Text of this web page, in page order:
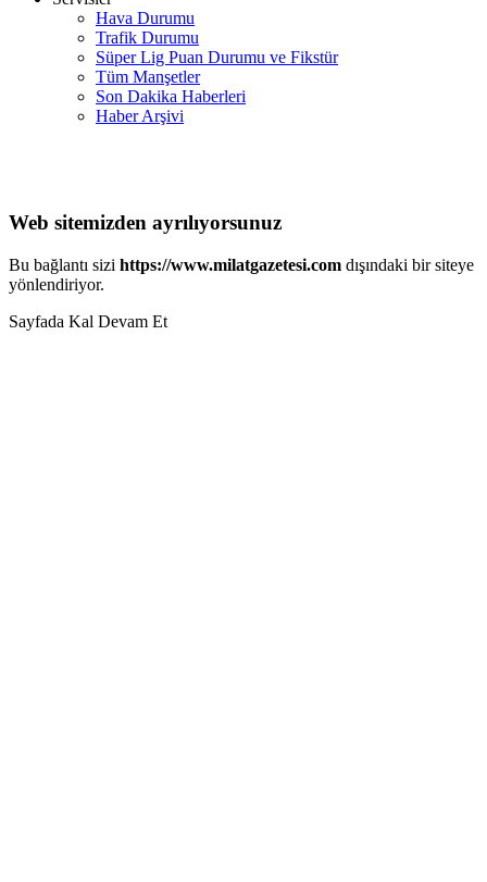
Hava Durumu
Trafik Durumu
Süper Lig Puan Durumu ve Fikstür
Tüm Manşetler
Son Dakika Haberleri
Haber Arşivi
Web sitemizden ayrılıyorsunuz
Bu bağlantı sizi https://www.milatgazetesi.com dışındaki bir siteye
yönlendiriyor.
Sayfada Kal Devam Et